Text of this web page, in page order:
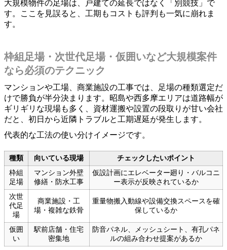
大規模物件の足場は、戸建ての延長ではなく「別競技」で
す。ここを見誤ると、工期もコストも評判も一気に崩れま
す。
枠組足場・次世代足場・仮囲いなど大規模案件
なら必須のテクニック
マンションや工場、商業施設の工事では、足場の種類選定だ
けで勝負が半分決まります。昭島や西多摩エリアは道路幅が
ギリギリな現場も多く、資材運搬や設置の段取りが甘い会社
だと、初日から近隣トラブルと工期遅延が発生します。
代表的な工法の使い分けイメージです。
種類 向いている現場
チェックしたいポイント
枠組
足場
マンション外壁
修繕・防水工事
仮設計画にエレベーター廻り・バルコニ
ー表示が反映されているか
次世
代足
場
商業施設・工
場・複雑な鉄骨
重量物搬入動線や設備交換スペースを確
保しているか
仮囲
い
駅前店舗・住宅
密集地
防音パネル、メッシュシート、有孔パネ
ルの組み合わせ提案があるか